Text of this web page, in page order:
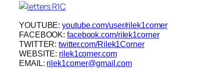
YOUTUBE: youtube.com/user/rilek1corner
FACEBOOK: facebook.com/rilek1corner
TWITTER: twitter.com/Rilek1Corner
WEBSITE: rilek1corner.com
EMAIL: rilek1corner@gmail.com